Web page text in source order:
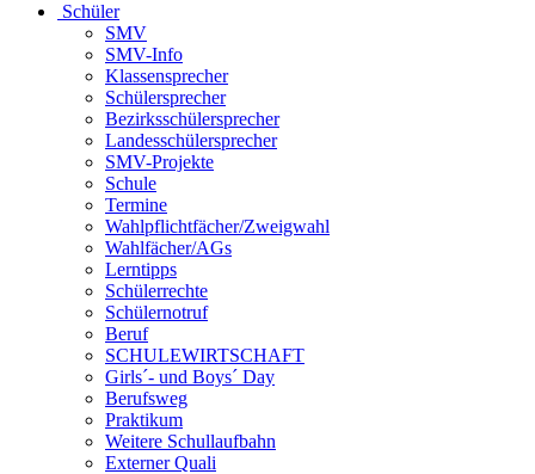
Schüler
SMV
SMV-Info
Klassensprecher
Schülersprecher
Bezirksschülersprecher
Landesschülersprecher
SMV-Projekte
Schule
Termine
Wahlpflichtfächer/Zweigwahl
Wahlfächer/AGs
Lerntipps
Schülerrechte
Schülernotruf
Beruf
SCHULEWIRTSCHAFT
Girls´- und Boys´ Day
Berufsweg
Praktikum
Weitere Schullaufbahn
Externer Quali